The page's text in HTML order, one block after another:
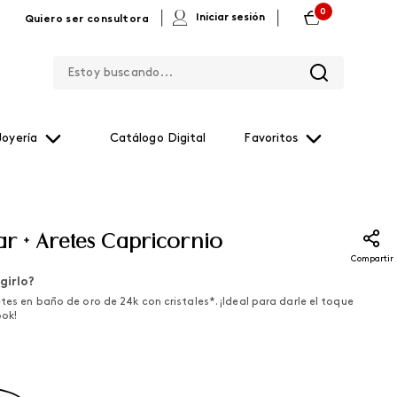
Quiero ser consultora Iniciar sesión
0
Catálogo Digital Favoritos
+ Aretes Capricornio
Compartir
en baño de oro de 24k con cristales*. ¡Ideal para darle el toque